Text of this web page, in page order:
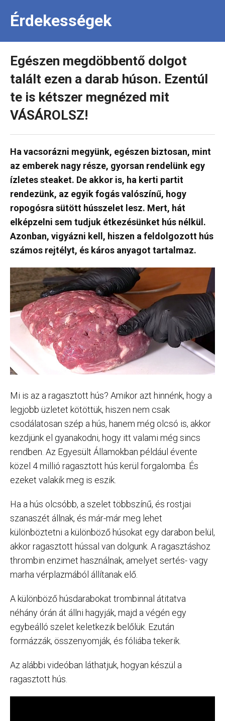
Érdekességek
Egészen megdöbbentő dolgot
talált ezen a darab húson. Ezentúl
te is kétszer megnézed mit
VÁSÁROLSZ!
Ha vacsorázni megyünk, egészen biztosan, mint
az emberek nagy része, gyorsan rendelünk egy
ízletes steaket. De akkor is, ha kerti partit
rendezünk, az egyik fogás valószínű, hogy
ropogósra sütött hússzelet lesz. Mert, hát
elképzelni sem tudjuk étkezésünket hús nélkül.
Azonban, vigyázni kell, hiszen a feldolgozott hús
számos rejtélyt, és káros anyagot tartalmaz.
Mi is az a ragasztott hús? Amikor azt hinnénk, hogy a
legjobb üzletet kötöttük, hiszen nem csak
csodálatosan szép a hús, hanem még olcsó is, akkor
kezdjünk el gyanakodni, hogy itt valami még sincs
rendben. Az Egyesült Államokban például évente
közel 4 millió ragasztott hús kerül forgalomba. És
ezeket valakik meg is eszik.
Ha a hús olcsóbb, a szelet többszínű, és rostjai
szanaszét állnak, és már-már meg lehet
különböztetni a különböző húsokat egy darabon belül,
akkor ragasztott hússal van dolgunk. A ragasztáshoz
thrombin enzimet használnak, amelyet sertés- vagy
marha vérplazmából állítanak elő.
A különböző húsdarabokat trombinnal átitatva
néhány órán át állni hagyják, majd a végén egy
egybeálló szelet keletkezik belőlük. Ezután
formázzák, összenyomják, és fóliába tekerik.
Az alábbi videóban láthatjuk, hogyan készül a
ragasztott hús.